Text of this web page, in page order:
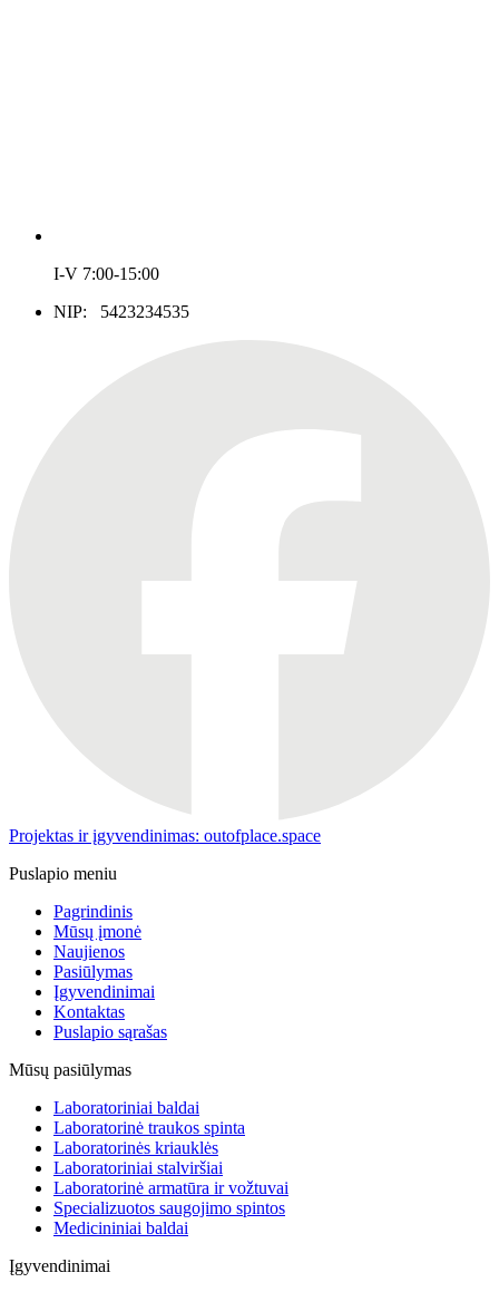
I-V 7:00-15:00
NIP: 5423234535
Projektas ir įgyvendinimas: outofplace.space
Puslapio meniu
Pagrindinis
Mūsų įmonė
Naujienos
Pasiūlymas
Įgyvendinimai
Kontaktas
Puslapio sąrašas
Mūsų pasiūlymas
Laboratoriniai baldai
Laboratorinė traukos spinta
Laboratorinės kriauklės
Laboratoriniai stalviršiai
Laboratorinė armatūra ir vožtuvai
Specializuotos saugojimo spintos
Medicininiai baldai
Įgyvendinimai